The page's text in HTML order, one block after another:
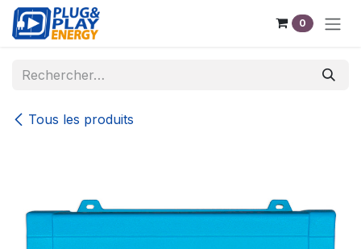
Se rendre au contenu
0
Tous les produits